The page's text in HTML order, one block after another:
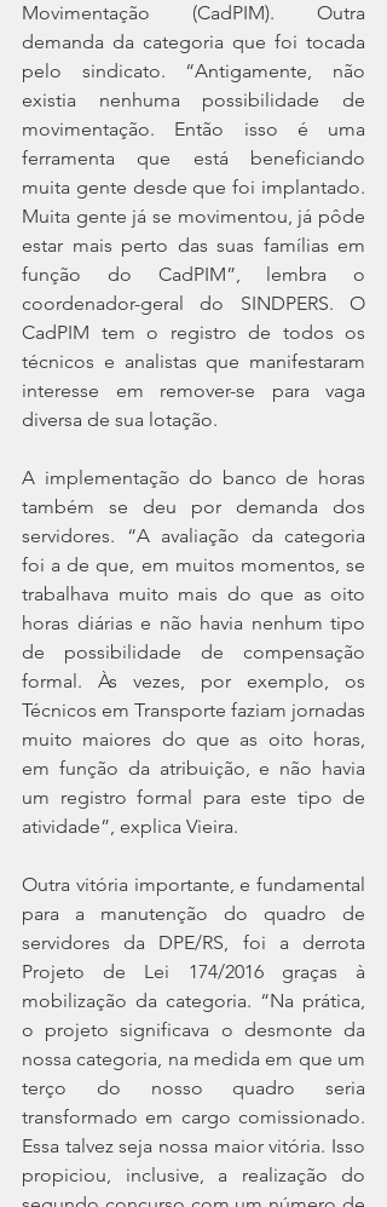
Movimentação (CadPIM). Outra
demanda da categoria que foi tocada
pelo sindicato. “Antigamente, não
existia nenhuma possibilidade de
movimentação. Então isso é uma
ferramenta que está beneficiando
muita gente desde que foi implantado.
Muita gente já se movimentou, já pôde
estar mais perto das suas famílias em
função do CadPIM”, lembra o
coordenador-geral do SINDPERS. O
CadPIM tem o registro de todos os
técnicos e analistas que manifestaram
interesse em remover-se para vaga
diversa de sua lotação.
A implementação do banco de horas
também se deu por demanda dos
servidores. “A avaliação da categoria
foi a de que, em muitos momentos, se
trabalhava muito mais do que as oito
horas diárias e não havia nenhum tipo
de possibilidade de compensação
formal. Às vezes, por exemplo, os
Técnicos em Transporte faziam jornadas
muito maiores do que as oito horas,
em função da atribuição, e não havia
um registro formal para este tipo de
atividade”, explica Vieira.
Outra vitória importante, e fundamental
para a manutenção do quadro de
servidores da DPE/RS, foi a derrota
Projeto de Lei 174/2016 graças à
mobilização da categoria. “Na prática,
o projeto significava o desmonte da
nossa categoria, na medida em que um
terço do nosso quadro seria
transformado em cargo comissionado.
Essa talvez seja nossa maior vitória. Isso
propiciou, inclusive, a realização do